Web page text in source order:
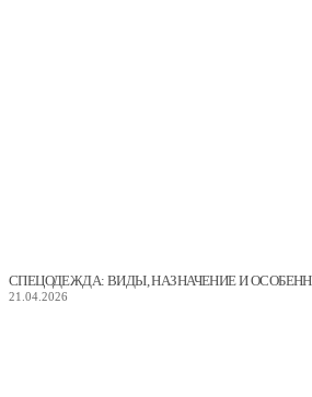
СПЕЦОДЕЖДА: ВИДЫ, НАЗНАЧЕНИЕ И
21.04.2026